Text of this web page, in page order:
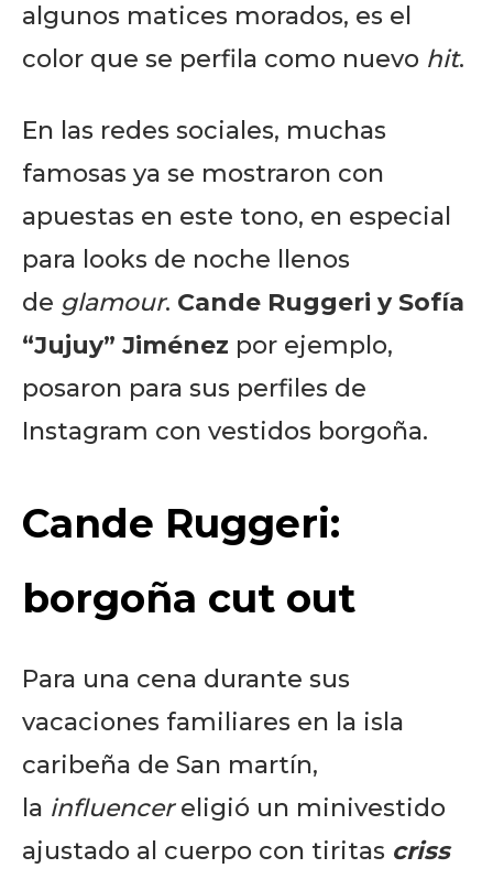
algunos matices morados, es el
color que se perfila como nuevo hit.
En las redes sociales, muchas
famosas ya se mostraron con
apuestas en este tono, en especial
para looks de noche llenos
de glamour. Cande Ruggeri ySofía
“Jujuy” Jiménez por ejemplo,
posaron para sus perfiles de
Instagram con vestidos borgoña.
Cande Ruggeri:
borgoña cut out
Para una cena durante sus
vacaciones familiares en la isla
caribeña de San martín,
la influencereligió un minivestido
ajustado al cuerpo con tiritas criss